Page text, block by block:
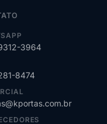
3964
8474